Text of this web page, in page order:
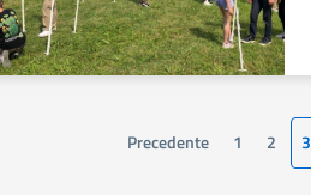
Precedente 1 2 3